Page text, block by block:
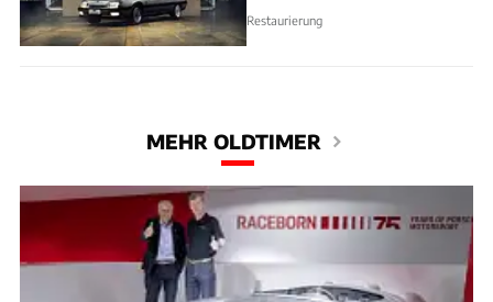
Restaurierung
MEHR OLDTIMER